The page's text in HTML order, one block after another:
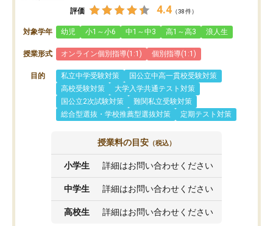
評価 4.4 （38件）
対象学年 幼児 小1～小6 中1～中3 高1～高3 浪人生
授業形式 オンライン個別指導(1:1) 個別指導(1:1)
目的 私立中学受験対策
国公立中高一貫校受験対策
高校受験対策
大学入学共通テスト対策
国公立2次試験対策
難関私立受験対策
総合型選抜・学校推薦型選抜対策
定期テスト対策
授業料の目安 （税込）
小学生 詳細はお問い合わせください
中学生 詳細はお問い合わせください
高校生 詳細はお問い合わせください